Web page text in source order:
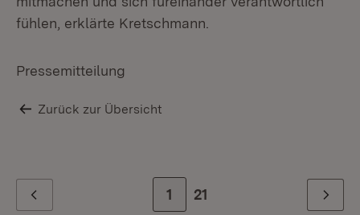
fühlen, erklärte Kretschmann.
Pressemitteilung
Zurück zur Übersicht
Zur Seite
1 Zur letzten Seite
21 Weiter